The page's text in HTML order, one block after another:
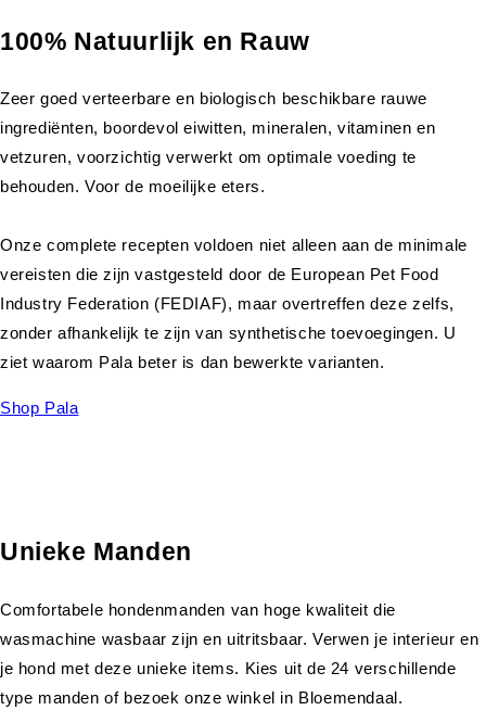
100% Natuurlijk en Rauw
Zeer goed verteerbare en biologisch beschikbare rauwe
ingrediënten, boordevol eiwitten, mineralen, vitaminen en
vetzuren, voorzichtig verwerkt om optimale voeding te
behouden. Voor de moeilijke eters.
Onze complete recepten voldoen niet alleen aan de minimale
vereisten die zijn vastgesteld door de European Pet Food
Industry Federation (FEDIAF), maar overtreffen deze zelfs,
zonder afhankelijk te zijn van synthetische toevoegingen. U
ziet waarom Pala beter is dan bewerkte varianten.
Shop Pala
Unieke Manden
Comfortabele hondenmanden van hoge kwaliteit die
wasmachine wasbaar zijn en uitritsbaar. Verwen je interieur en
je hond met deze unieke items. Kies uit de 24 verschillende
type manden of bezoek onze winkel in Bloemendaal.